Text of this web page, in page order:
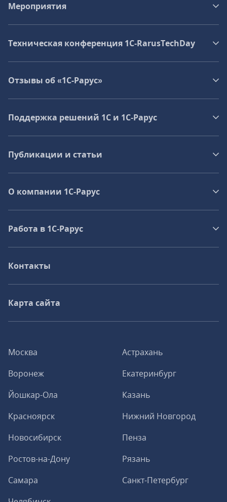
Москва
Астрахань
Воронеж
Екатеринбург
Йошкар-Ола
Казань
Красноярск
Нижний Новгород
Новосибирск
Пенза
Ростов-на-Дону
Рязань
Самара
Санкт-Петербург
Мероприятия
Техническая конференция 1C‑RarusTechDay
Отзывы об «1С-Рарус»
Поддержка решений 1С и 1С‑Рарус
Публикации и статьи
О компании 1C-Рарус
Работа в 1С‑Рарус
Контакты
Карта сайта